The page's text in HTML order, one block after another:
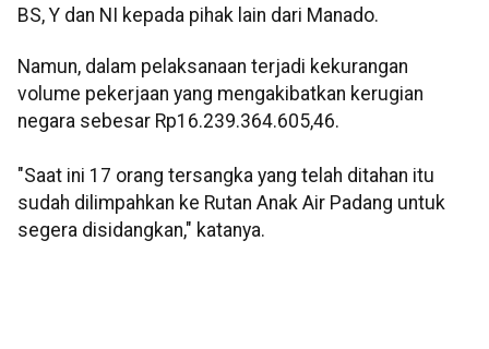
BS, Y dan NI kepada pihak lain dari Manado.
Namun, dalam pelaksanaan terjadi kekurangan
volume pekerjaan yang mengakibatkan kerugian
negara sebesar Rp16.239.364.605,46.
"Saat ini 17 orang tersangka yang telah ditahan itu
sudah dilimpahkan ke Rutan Anak Air Padang untuk
segera disidangkan," katanya.